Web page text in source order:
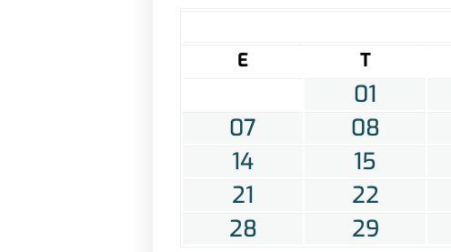
E T
01
07
08
14
15
21
22
28
29